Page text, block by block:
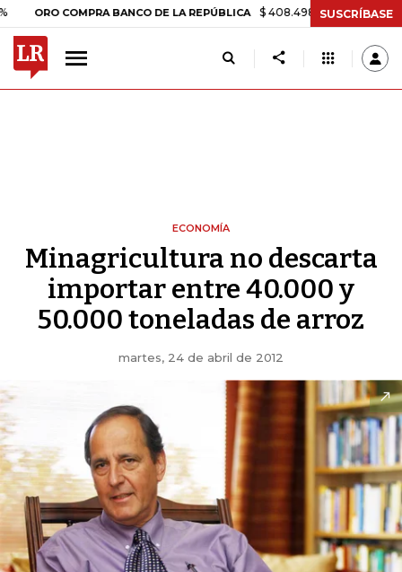
COMPRA BANCO DE LA REPÚBLICA $ 408.498,97 +$ 8.753,81 +2,19%
SUSCRÍBASE
ECONOMÍA
Minagricultura no descarta
importar entre 40.000 y
50.000 toneladas de arroz
martes, 24 de abril de 2012